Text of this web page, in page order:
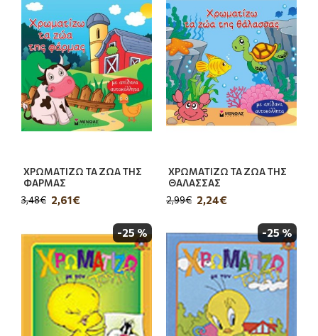
ΧΡΩΜΑΤΙΖΩ ΤΑ ΖΩΑ ΤΗΣ
ΦΑΡΜΑΣ
2,61€
3,48€
ΧΡΩΜΑΤΙΖΩ ΤΑ ΖΩΑ ΤΗΣ
ΘΑΛΑΣΣΑΣ
2,24€
2,99€
-25 % -25 %